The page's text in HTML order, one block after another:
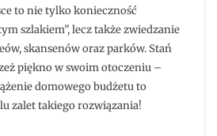
to nie tylko konieczność
szlakiem”, lecz także zwiedzanie
skansenów oraz parków. Stań
piękno w swoim otoczeniu –
domowego budżetu to
zalet takiego rozwiązania!